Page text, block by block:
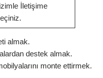
İletişime
almak.
destek almak.
monte ettirmek.